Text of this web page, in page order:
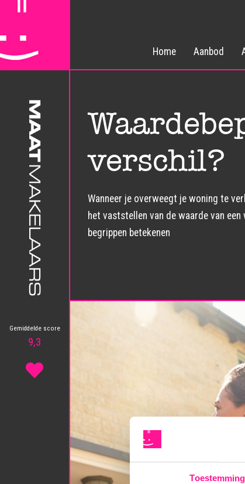
Toestemming
Home Aanbod
Gemiddelde score
9,3
verschil?
Wanneer je overweegt je woning te
het vaststellen van de waarde van
begrippen betekenen